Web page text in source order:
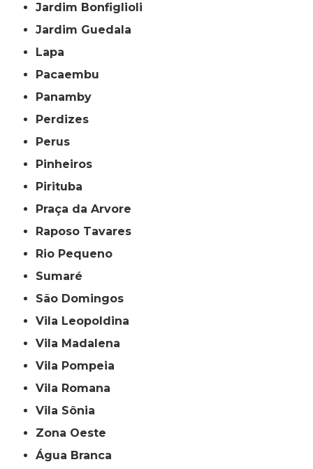
Jardim Bonfiglioli
Jardim Guedala
Lapa
Pacaembu
Panamby
Perdizes
Perus
Pinheiros
Pirituba
Praça da Arvore
Raposo Tavares
Rio Pequeno
Sumaré
São Domingos
Vila Leopoldina
Vila Madalena
Vila Pompeia
Vila Romana
Vila Sônia
Zona Oeste
Água Branca